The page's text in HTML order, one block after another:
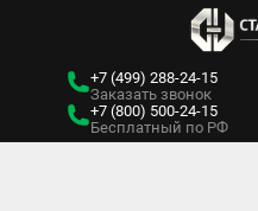
+7 (499) 288-24-15
Заказать звонок
+7 (800) 500-24-15
Бесплатный по РФ